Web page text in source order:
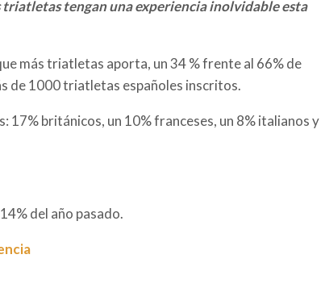
tengan una experiencia inolvidable esta
más triatletas aporta, un 34 % frente al 66% de
de 1000 triatletas españoles inscritos.
17% británicos, un 10% franceses, un 8% italianos y
del año pasado.